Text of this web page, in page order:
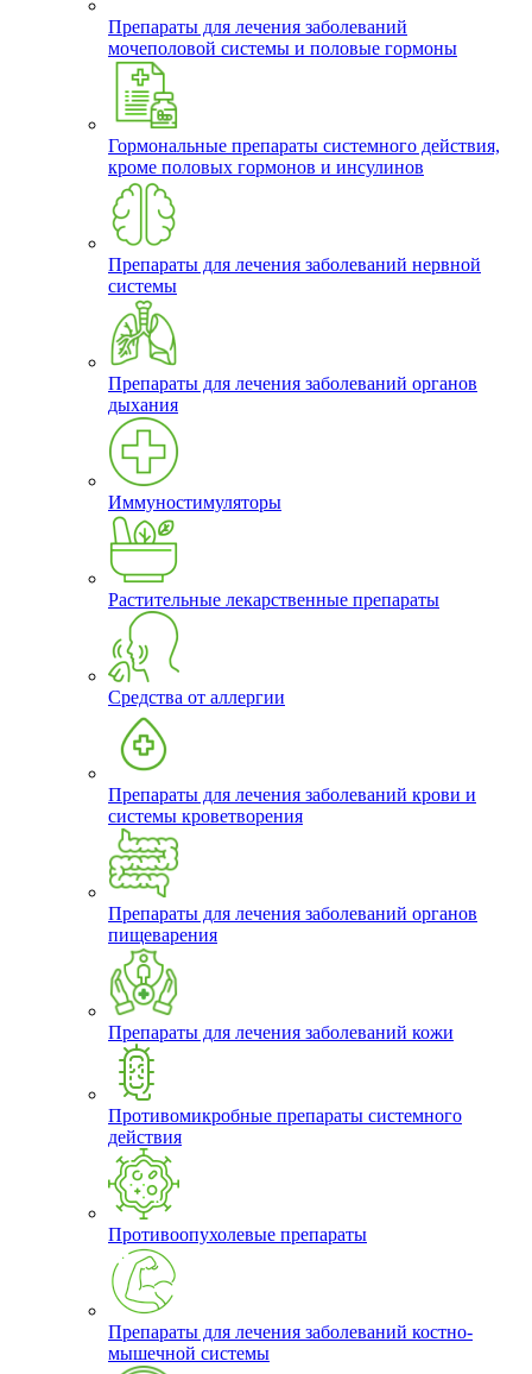
Препараты для лечения заболеваний
мочеполовой системы и половые гормоны
Гормональные препараты системного действия,
кроме половых гормонов и инсулинов
Препараты для лечения заболеваний нервной
системы
Препараты для лечения заболеваний органов
дыхания
Иммуностимуляторы
Растительные лекарственные препараты
Средства от аллергии
Препараты для лечения заболеваний крови и
системы кроветворения
Препараты для лечения заболеваний органов
пищеварения
Препараты для лечения заболеваний кожи
Противомикробные препараты системного
действия
Противоопухолевые препараты
Препараты для лечения заболеваний костно-
мышечной системы